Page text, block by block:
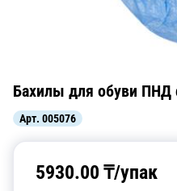
Бахилы для обуви ПНД
Арт. 005076
5930.00 ₸/упак